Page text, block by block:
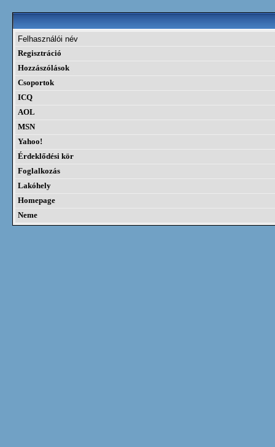
Felhasználói név
Regisztráció
Hozzászólások
Csoportok
ICQ
AOL
MSN
Yahoo!
Érdeklődési kör
Foglalkozás
Lakóhely
Homepage
Neme